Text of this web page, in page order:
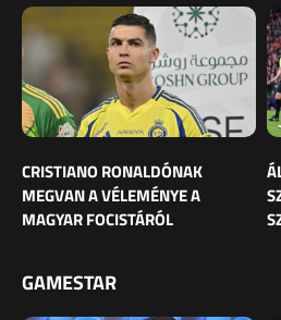
CRISTIANO RONALDÓNAK
MEGVAN A VÉLEMÉNYE A
MAGYAR FOCISTÁRÓL
GAMESTAR